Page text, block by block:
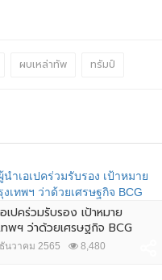
ผบเหล่าทัพ ทรัมป์
เปคร่วมรับรอง เป้าหมาย
ทพฯ ว่าด้วยเศรษฐกิจ BCG
นวาคม 2565 8,480